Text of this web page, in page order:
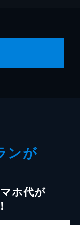
ンが
ホ代が